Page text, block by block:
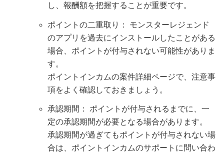
し、報酬額を把握することが重要です。
ポイントの二重取り： モンスターレジェンド
のアプリを過去にインストールしたことがある
場合、ポイントが付与されない可能性がありま
す。
ポイントインカムの案件詳細ページで、注意事
項をよく確認しておきましょう。
承認期間： ポイントが付与されるまでに、一
定の承認期間が必要となる場合があります。
承認期間が過ぎてもポイントが付与されない場
合は、ポイントインカムのサポートに問い合わ